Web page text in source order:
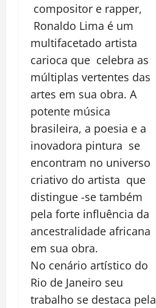
compositor e rapper,
Ronaldo Lima é um
multifacetado artista
carioca que celebra as
múltiplas vertentes das
artes em sua obra. A
potente música
brasileira, a poesia e a
inovadora pintura se
encontram no universo
criativo do artista que
distingue -se também
pela forte influência da
ancestralidade africana
em sua obra.
No cenário artístico do
Rio de Janeiro seu
trabalho se destaca pela